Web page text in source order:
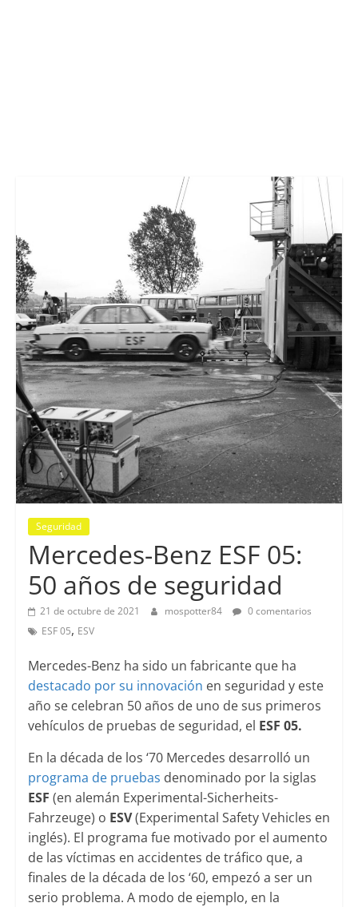
Seguridad
Mercedes-Benz ESF 05:
50 años de seguridad
21 de octubre de 2021 mospotter84
0 comentarios
ESF 05, ESV
Mercedes-Benz ha sido un fabricante que ha
destacado por su innovación en seguridad y este
año se celebran 50 años de uno de sus primeros
vehículos de pruebas de seguridad, el ESF 05.
En la década de los ‘70 Mercedes desarrolló un
programa de pruebas denominado por la siglas
ESF (en alemán Experimental-Sicherheits-
Fahrzeuge) o ESV(Experimental Safety Vehicles en
inglés). El programa fue motivado por el aumento
de las víctimas en accidentes de tráfico que, a
finales de la década de los ‘60, empezó a ser un
serio problema. A modo de ejemplo, en la